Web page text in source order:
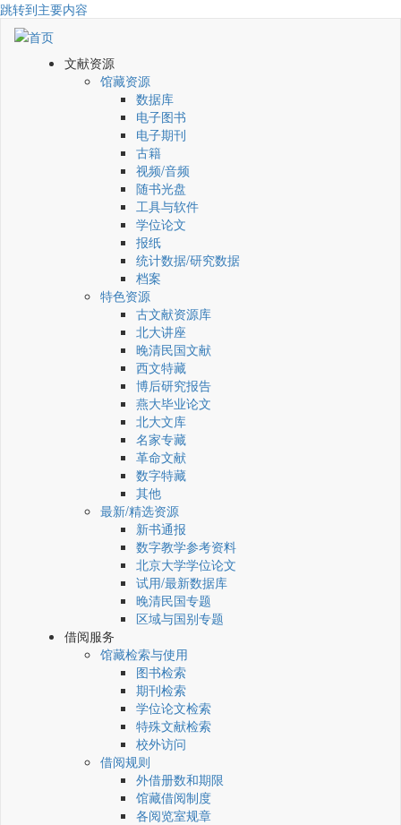
跳转到主要内容
文献资源
馆藏资源
数据库
电子图书
电子期刊
古籍
视频/音频
随书光盘
工具与软件
学位论文
报纸
统计数据/研究数据
档案
特色资源
古文献资源库
北大讲座
晚清民国文献
西文特藏
博后研究报告
燕大毕业论文
北大文库
名家专藏
革命文献
数字特藏
其他
最新/精选资源
新书通报
数字教学参考资料
北京大学学位论文
试用/最新数据库
晚清民国专题
区域与国别专题
借阅服务
馆藏检索与使用
图书检索
期刊检索
学位论文检索
特殊文献检索
校外访问
借阅规则
外借册数和期限
馆藏借阅制度
各阅览室规章